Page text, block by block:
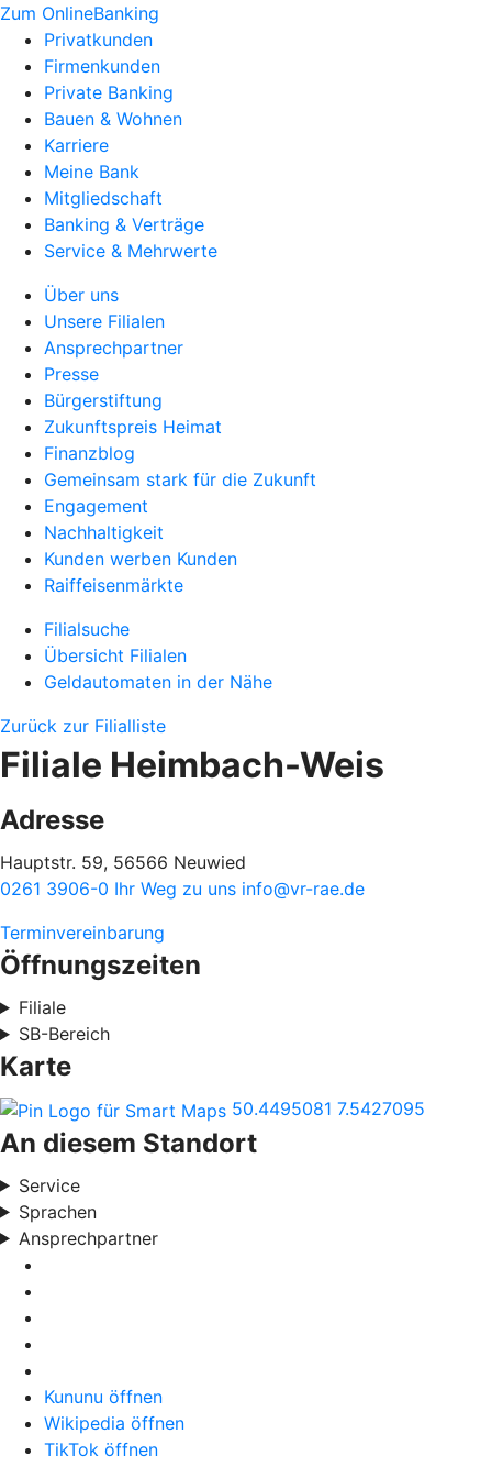
Zum OnlineBanking
Privatkunden
Firmenkunden
Private Banking
Bauen & Wohnen
Karriere
Meine Bank
Mitgliedschaft
Banking & Verträge
Service & Mehrwerte
Über uns
Unsere Filialen
Ansprechpartner
Presse
Bürgerstiftung
Zukunftspreis Heimat
Finanzblog
Gemeinsam stark für die Zukunft
Engagement
Nachhaltigkeit
Kunden werben Kunden
Raiffeisenmärkte
Filialsuche
Übersicht Filialen
Geldautomaten in der Nähe
Zurück zur Filialliste
Filiale Heimbach-Weis
Adresse
Hauptstr. 59, 56566 Neuwied
0261 3906-0 Ihr Weg zu uns info@vr-rae.de
Terminvereinbarung
Öffnungszeiten
Filiale
SB-Bereich
Karte
50.4495081 7.5427095
An diesem Standort
Service
Sprachen
Ansprechpartner
Kununu öffnen
Wikipedia öffnen
TikTok öffnen